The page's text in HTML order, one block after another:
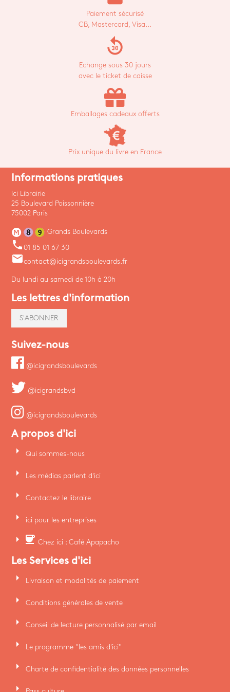
Paiement sécurisé
CB, Mastercard, Visa...
replay_30
Echange sous 30 jours
avec le ticket de caisse
Emballages cadeaux offerts
Prix unique du livre en France
Informations pratiques
Ici Librairie
25 Boulevard Poissonnière
75002 Paris
Grands Boulevards
phone 01 85 01 67 30
emailcontact@icigrandsboulevards.fr
Du lundi au samedi de 10h à 20h
Les lettres d'information
S'ABONNER
Suivez-nous
@icigrandsboulevards
@icigrandsbvd
@icigrandsboulevards
A propos d'ici
arrow_right Qui sommes-nous
arrow_right Les médias parlent d'ici
arrow_right Contactez le libraire
arrow_right ici pour les entreprises
arrow_right coffee Chez ici : Café Apapacho
Les Services d'ici
arrow_right Livraison et modalités de paiement
arrow_right Conditions générales de vente
arrow_right Conseil de lecture personnalisé par email
arrow_right Le programme "les amis d'ici"
arrow_right Charte de confidentialité des données personnelles
arrow_right